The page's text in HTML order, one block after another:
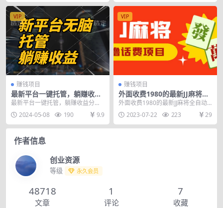
VIP
赚钱项目
最新平台一键托管，躺赚收益
分成 配合管道收益，日产无上
最新平台一键托管，躺赚收益分成
配合管道收益，日产无上限 新平
台，多玩法，课程我...
2024-05-08 190 9.9
VIP
赚钱项目
外面收费1980的最新JJ麻将全
自动撸话费挂机项目，单机收
外面收费1980的最新JJ麻将全自动
撸话费挂机项目，单机收益200+
【挂机脚本+...
2023-07-22 223 29
作者信息
创业资源
等级 永久会员
48718
文章
1
评论
7
收藏